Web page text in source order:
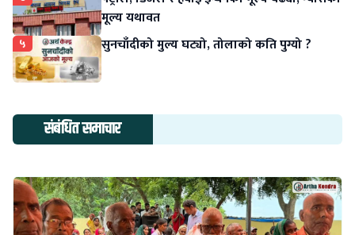
मूल्य यथावत
५ सुनचाँदीको मुल्य घट्यो, तोलाको कति पुग्यो ?
संबंधित समाचार